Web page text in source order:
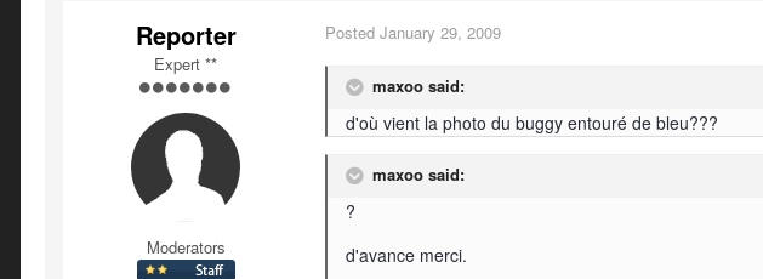
Reporter
Expert **
Moderators
Posted January 29, 2009
maxoo said:
d'où vient la photo du buggy entouré de bleu???
maxoo said:
?
d'avance merci.